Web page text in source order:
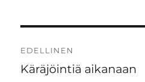
selaus
EDELLINEN
Edellinen
Käräjöintiä aikanaan